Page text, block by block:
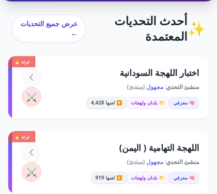
✨أحدث التحديات
المعتمدة
عرض جميع التحديات
←
ترند 🔥
اختبار اللهجة السودانية
منشئ التحدي:مجهول (مبتدئ)
🧠 معرفي 📁 بلدان ولهجات ▶️ لعبها 4,428 ⚔️
ترند 🔥
اللهجة التهامية ( اليمن)
منشئ التحدي:مجهول (مبتدئ)
🧠 معرفي 📁 بلدان ولهجات ▶️ لعبها 919 ⚔️